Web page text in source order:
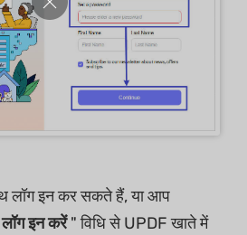
लॉग इन कर सकते हैं, या आप
इन करें" विधि से UPDF खाते में